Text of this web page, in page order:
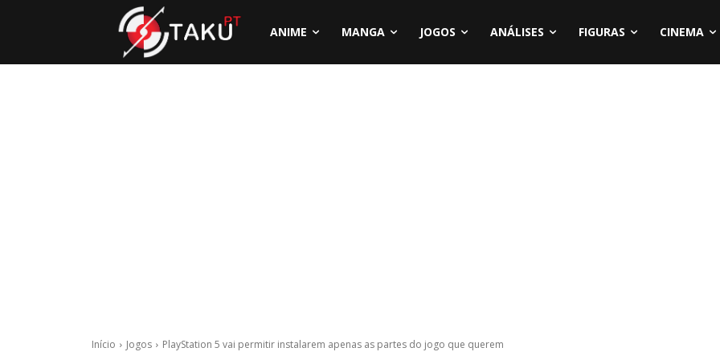
ANIME MANGA JOGOS ANÁLISES FIGURAS CINEMA
Início Jogos PlayStation 5 vai permitir instalarem apenas as partes do jogo que querem